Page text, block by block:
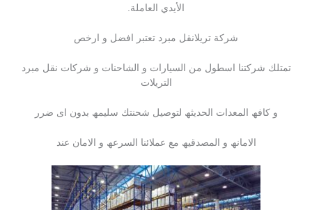
الأيدي العاملة.
شركة تريلانقل مبرد تعتبر افضل و ارخص
تمتلك شركتنا اسطول من السیارات و الشاحنات و شركات نقل مبرد
التریلات
و كافھ المعدات الحدیثھ لتوصیل شحنتك سلیمھ بدون اى ضرر
الامانھ و المصدقیھ مع عملائنا السرعھ و الامان عند